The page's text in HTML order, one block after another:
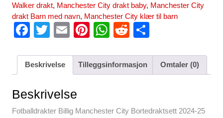
Walker drakt, Manchester City drakt baby, Manchester City
drakt Barn med navn, Manchester City klær til barn
F
c
b
o
T
tt
E
ail
Pi
er
e
W
at
s
p
R
d
di
ar
e
Beskrivelse Tilleggsinformasjon Omtaler (0)
Beskrivelse
Fotballdrakter Billig Manchester City Bortedraktsett 2024-25